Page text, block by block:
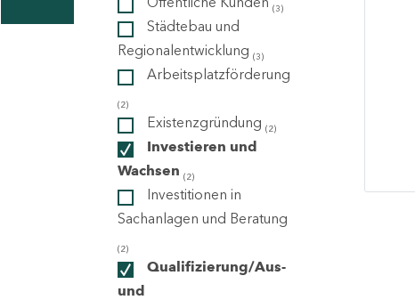
(3)
Städtebau und
Regionalentwicklung (3)
Arbeitsplatzförderung
(2)
Existenzgründung (2)
Investieren und
Wachsen (2)
Investitionen in
Sachanlagen und Beratung
(2)
Qualifizierung/Aus-
und